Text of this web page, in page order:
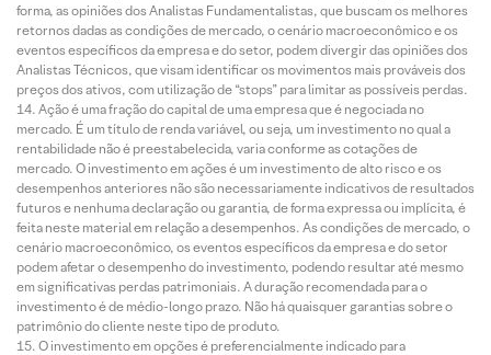
forma, as opiniões dos Analistas Fundamentalistas, que buscam os melhores
retornos dadas as condições de mercado, o cenário macroeconômico e os
eventos específicos da empresa e do setor, podem divergir das opiniões dos
Analistas Técnicos, que visam identificar os movimentos mais prováveis dos
preços dos ativos, com utilização de “stops” para limitar as possíveis perdas.
Ação é uma fração do capital de uma empresa que é negociada no
mercado. É um título de renda variável, ou seja, um investimento no qual a
rentabilidade não é preestabelecida, varia conforme as cotações de
mercado. O investimento em ações é um investimento de alto risco e os
desempenhos anteriores não são necessariamente indicativos de resultados
futuros e nenhuma declaração ou garantia, de forma expressa ou implícita, é
feita neste material em relação a desempenhos. As condições de mercado, o
cenário macroeconômico, os eventos específicos da empresa e do setor
podem afetar o desempenho do investimento, podendo resultar até mesmo
em significativas perdas patrimoniais. A duração recomendada para o
investimento é de médio-longo prazo. Não há quaisquer garantias sobre o
patrimônio do cliente neste tipo de produto.
O investimento em opções é preferencialmente indicado para